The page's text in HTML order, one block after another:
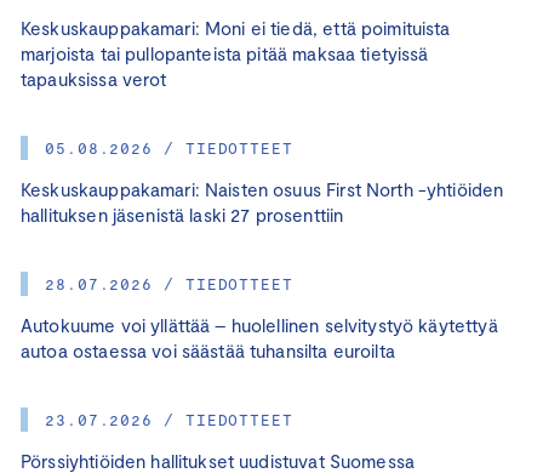
Keskuskauppakamari: Moni ei tiedä, että poimituista
marjoista tai pullopanteista pitää maksaa tietyissä
tapauksissa verot
05.08.2026 / TIEDOTTEET
Keskuskauppakamari: Naisten osuus First North -yhtiöiden
hallituksen jäsenistä laski 27 prosenttiin
28.07.2026 / TIEDOTTEET
Autokuume voi yllättää – huolellinen selvitystyö käytettyä
autoa ostaessa voi säästää tuhansilta euroilta
23.07.2026 / TIEDOTTEET
Pörssiyhtiöiden hallitukset uudistuvat Suomessa